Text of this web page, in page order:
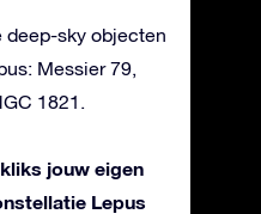
deep-sky objecten
Messier 79,
1821.
jouw eigen
Lepus